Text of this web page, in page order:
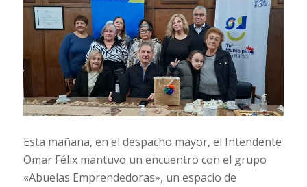
Esta mañana, en el despacho mayor, el Intendente
Omar Félix mantuvo un encuentro con el grupo
«Abuelas Emprendedoras», un espacio de